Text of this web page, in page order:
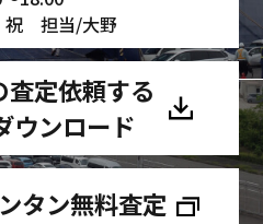
祝 担当/大野
査定依頼する
ウンロード
タン無料査定